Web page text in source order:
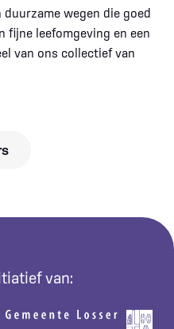
duurzame wegen die goed
fijne leefomgeving en een
van ons collectief van
van: